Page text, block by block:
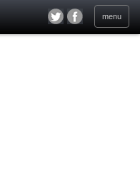
menu